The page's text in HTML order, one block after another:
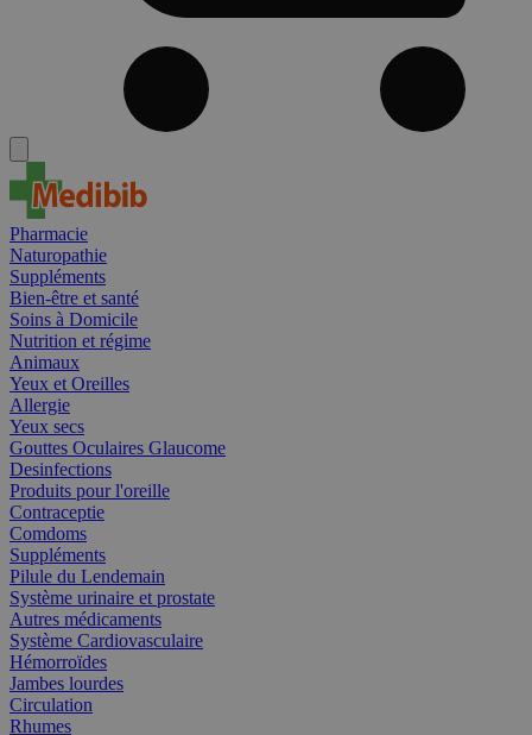
Pharmacie
Naturopathie
Suppléments
Bien-être et santé
Soins à Domicile
Nutrition et régime
Animaux
Yeux et Oreilles
Allergie
Yeux secs
Gouttes Oculaires Glaucome
Desinfections
Produits pour l'oreille
Contraceptie
Comdoms
Suppléments
Pilule du Lendemain
Système urinaire et prostate
Autres médicaments
Système Cardiovasculaire
Hémorroïdes
Jambes lourdes
Circulation
Rhumes